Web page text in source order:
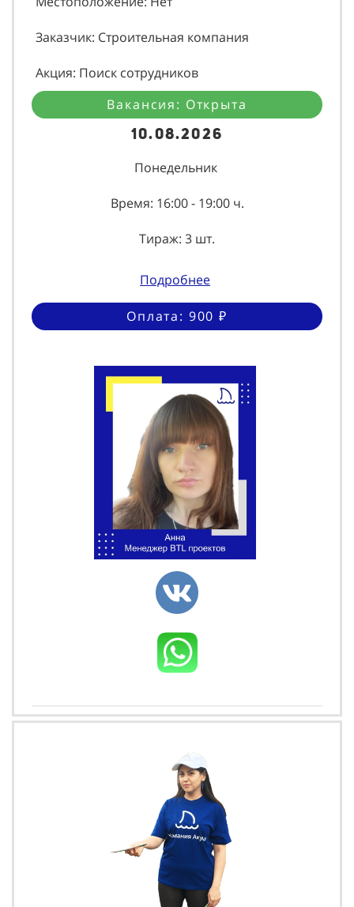
Заказчик: Строительная компания
Акция: Поиск сотрудников
Вакансия: Открыта
10.08.2026
Понедельник
Время: 16:00 - 19:00 ч.
Тираж: 3 шт.
Подробнее
Оплата: 900 ₽